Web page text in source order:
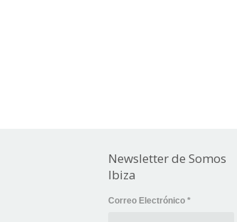
Newsletter de Somos
Ibiza
Correo Electrónico *